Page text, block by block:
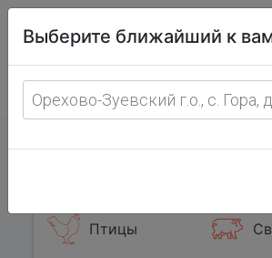
фермерских
товаров
с
Птицы
Выберите ближайший к
Орехово-Зуевский г.о., с. Гора,